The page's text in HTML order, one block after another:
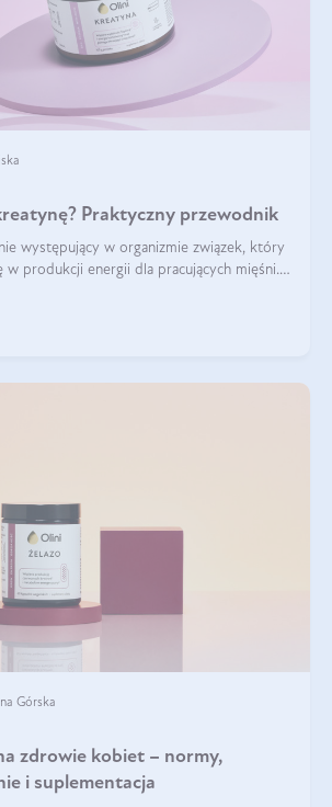
Praktyczny przewodnik
występujący w organizmie związek, który
w produkcji energii dla pracujących mięśni.
Górska
zdrowie kobiet – normy,
i suplementacja